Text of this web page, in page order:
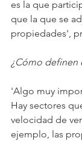
es la que
que la que se
propiedades',
¿Cómo
'Algo muy
Hay sectores
velocidad de
ejemplo, las